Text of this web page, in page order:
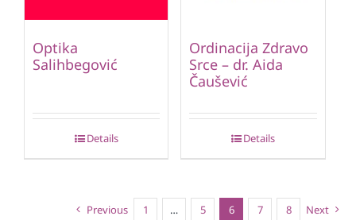
Optika
Salihbegović
Details
Ordinacija Zdravo
Srce – dr. Aida
Čaušević
Details
Previous 1 … 5 6 7 8 Next